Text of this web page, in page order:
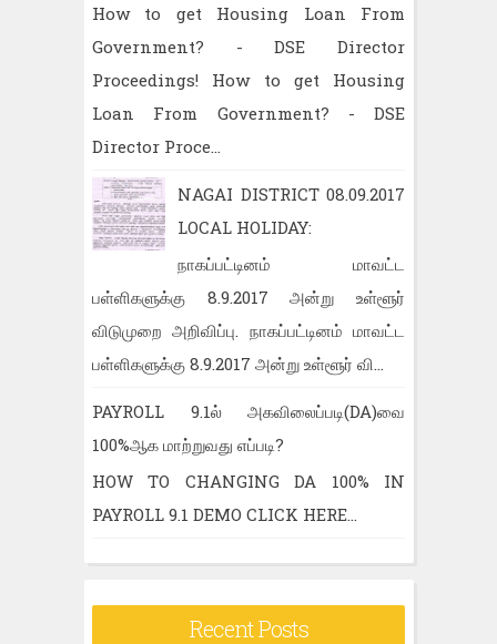
How to get Housing Loan From
Government? - DSE Director
Proceedings! How to get Housing
Loan From Government? - DSE
Director Proce...
NAGAI DISTRICT 08.09.2017
LOCAL HOLIDAY:
நாகப்பட்டினம் மாவட்ட
பள்ளிகளுக்கு 8.9.2017 அன்று உள்ளூர்
விடுமுறை அறிவிப்பு. நாகப்பட்டினம் மாவட்ட
பள்ளிகளுக்கு 8.9.2017 அன்று உள்ளூர் வி...
PAYROLL 9.1ல் அகவிலைப்படி(DA)வை
100%ஆக மாற்றுவது எப்படி?
HOW TO CHANGING DA 100% IN
PAYROLL 9.1 DEMO CLICK HERE...
Recent Posts